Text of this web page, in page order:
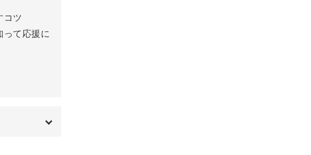
。
す。
コツ
って応援に